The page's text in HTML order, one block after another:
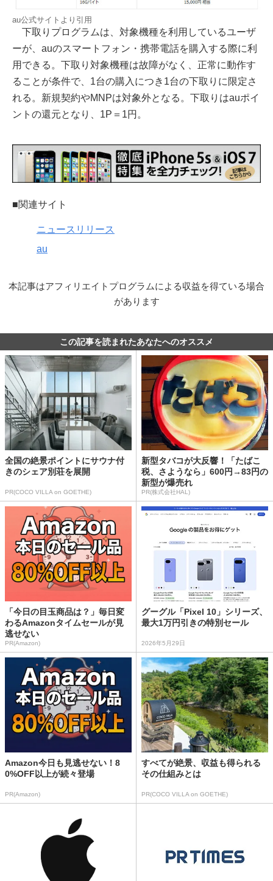
au公式サイトより引用
下取りプログラムは、対象機種を利用しているユーザ
ーが、auのスマートフォン・携帯電話を購入する際に利
用できる。下取り対象機種は故障がなく、正常に動作す
ることが条件で、1台の購入につき1台の下取りに限定さ
れる。新規契約やMNPは対象外となる。下取りはauポイ
ントの還元となり、1P＝1円。
■関連サイト
ニュースリリース
au
本記事はアフィリエイトプログラムによる収益を得ている場合
があります
この記事を読まれたあなたへのオススメ
全国の絶景ポイントにサウナ付
きのシェア別荘を展開
PR(COCO VILLA on GOETHE)
新型タバコが大反響！「たばこ
税、さようなら」600円→83円の
新型が爆売れ
PR(株式会社HAL)
「今日の目玉商品は？」毎日変
わるAmazonタイムセールが見
逃せない
PR(Amazon)
グーグル「Pixel 10」シリーズ、
最大1万円引きの特別セール
2026年5月29日
Amazon今日も見逃せない！8
0%OFF以上が続々登場
PR(Amazon)
すべてが絶景、収益も得られる
その仕組みとは
PR(COCO VILLA on GOETHE)